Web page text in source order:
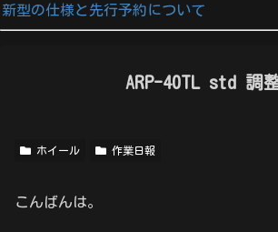
新型の仕様と先行予約について
ARP-40TL std 調
ホイール 作業日報
こんばんは。